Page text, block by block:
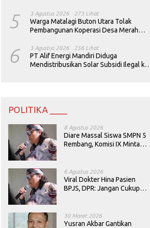
5 3 Agustus 2026 273 Lihat
Warga Matalagi Buton Utara Tolak
Pembangunan Koperasi Desa Merah
6 3 Agustus 2026 256 Lihat
PT Alif Energi Mandiri Diduga
Mendistribusikan Solar Subsidi Ilegal ke
POLITIKA ____
8 Agustus 2026
Diare Massal Siswa SMPN 5
Rembang, Komisi IX Minta
6 Agustus 2026
Viral Dokter Hina Pasien
BPJS, DPR: Jangan Cukup
30 Maret 2026
Yusran Akbar Gantikan